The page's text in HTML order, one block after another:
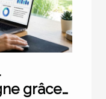
grâce